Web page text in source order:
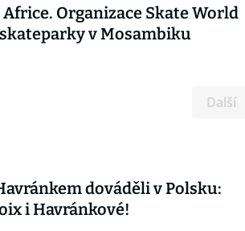
Organizace Skate World
v Mosambiku
Další
dováděli v Polsku:
i Havránkové!